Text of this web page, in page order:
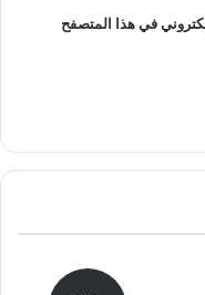
في هذا المتصفح